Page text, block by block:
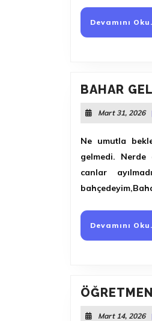
Devamını
BAHAR
Mart 31, 2026
Ne umutla
gelmedi. Nerde
canlar
Devamını
Mart 14, 2026